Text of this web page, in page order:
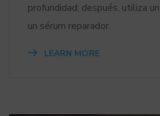
profundidad; después, utiliza
un sérum reparador.
LEARN MORE